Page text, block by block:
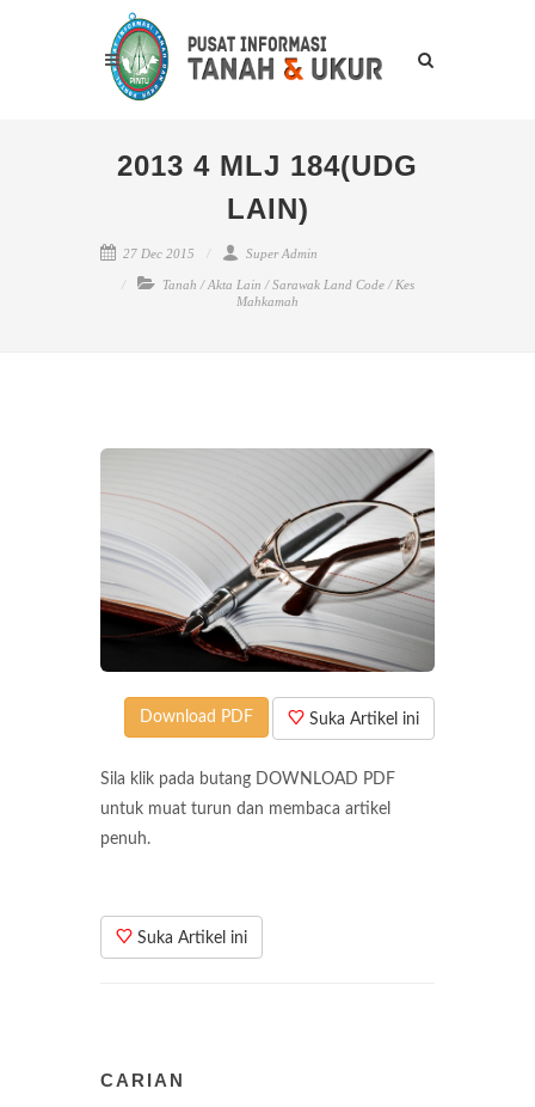
2013 4 MLJ 184(UDG
LAIN)
27 Dec 2015 Super Admin
Tanah /Akta Lain /Sarawak Land Code/ Kes
Mahkamah
Suka Artikel ini
Download PDF
Sila klik pada butang DOWNLOAD PDF
untuk muat turun dan membaca artikel
penuh.
Suka Artikel ini
CARIAN